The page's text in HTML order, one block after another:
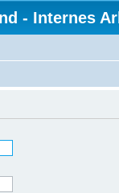
- Internes